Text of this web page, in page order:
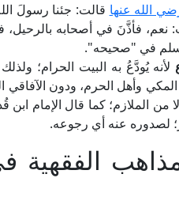
الله عنها قالت: جئنا رسولَ
نعم، فأذَّنَ في أصحابه بالرحيل،
في "صحيحه".
لأنه يُودَّعُ به البيت الحرام؛
وأهل الحرم، ودون الآفاقي
لصدوره عنه أي رجوعه.